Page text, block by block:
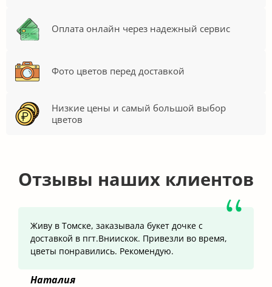
Оплата онлайн через надежный сервис
Фото цветов перед доставкой
Низкие цены и самый большой выбор
цветов
Отзывы наших клиентов
Живу в Томске, заказывала букет дочке с
доставкой в пгт.Вниискок. Привезли во время,
цветы понравились. Рекомендую.
Наталия